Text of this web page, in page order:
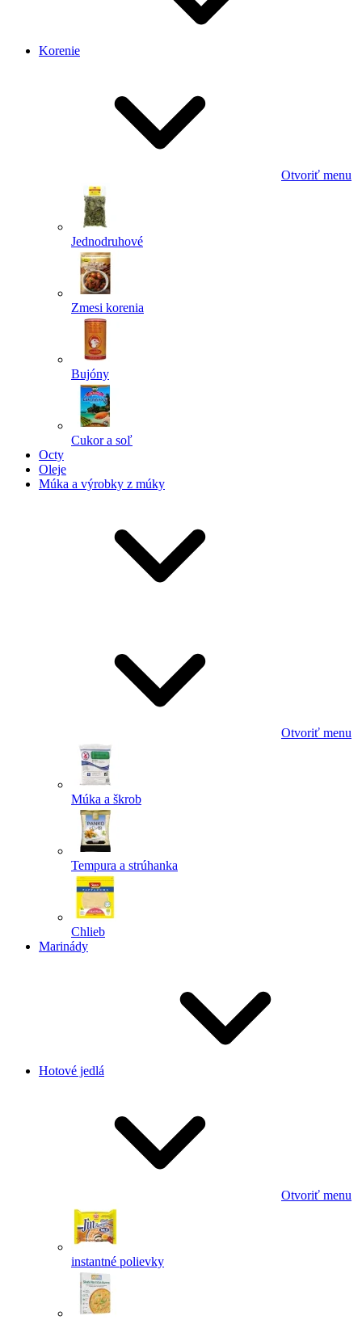
Korenie
Otvoriť menu
Jednodruhové
Zmesi korenia
Bujóny
Cukor a soľ
Octy
Oleje
Múka a výrobky z múky
Otvoriť menu
Múka a škrob
Tempura a strúhanka
Chlieb
Marinády
Hotové jedlá
Otvoriť menu
instantné polievky
Powered by chaterimo